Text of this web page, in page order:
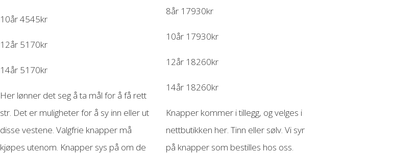
10år 4545kr
12år 5170kr
14år 5170kr
Her lønner det seg å ta mål for å få rett
str. Det er muligheter for å sy inn eller ut
disse vestene. Valgfrie knapper må
kjøpes utenom. Knapper sys på om de
8år 17930kr
10år 17930kr
12år 18260kr
14år 18260kr
Knapper kommer i tillegg, og velges i
nettbutikken her. Tinn eller sølv. Vi syr
på knapper som bestilles hos oss.